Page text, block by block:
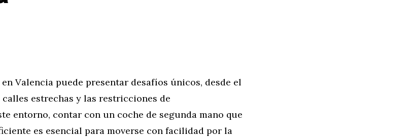
Valencia puede presentar desafíos únicos, desde el
estrechas y las restricciones de
entorno, contar con un coche de segunda mano que
es esencial para moverse con facilidad por la